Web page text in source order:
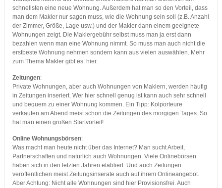
schnellsten eine neue Wohnung. Außerdem hat man so den Vorteil, dass
man dem Makler nur sagen muss, wie die Wohnung sein soll (z.B. Anzahl
der Zimmer, Größe, Lage usw.) und der Makler dann einem geeignete
Wohnungen zeigt. Die Maklergebühr selbst muss man ja erst dann
bezahlen wenn man eine Wohnung nimmt. So muss man auch nicht die
erstbeste Wohnung nehmen sondern kann aus vielen auswählen. Mehr
zum Thema Makler gibt es: hier.
Zeitungen:
Private Wohnungen, aber auch Wohnungen von Maklern, werden häufig
in Zeitungen inseriert. Wer hier schnell genug ist kann auch sehr schnell
und bequem zu einer Wohnung kommen. Ein Tipp: Kolporteure
verkaufen am Abend meist schon die Zeitungen des morgigen Tages. So
hat man einen großen Startvorteil!
Online Wohnungsbörsen:
Was macht man heute nicht über das Internet? Man sucht Arbeit,
Partnerschaften und natürlich auch Wohnungen. Viele Onlinebörsen
haben sich in den letzten Jahren etabliert. Und auch Zeitungen
veröffentlichen meist Zeitungsinserate auch auf ihrem Onlineangebot.
Aber Achtung: Nicht alle Wohnungen sind hier Provisionsfrei. Auch